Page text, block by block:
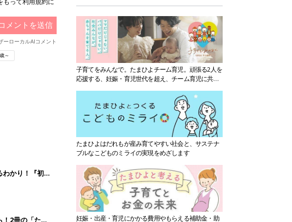
～
かり！『初め
〈巻頭大特
2冊の「たま
子育てをみんなで。たまひよチーム育児。頑張る2人を
応援する、妊娠・育児世代を超え、チーム育児に共感
たまひよはだれもが産み育てやすい社会と、サステナ
ブルなこどものミライの実現をめざします
妊娠・出産・育児にかかる費用やもらえる補助金・助